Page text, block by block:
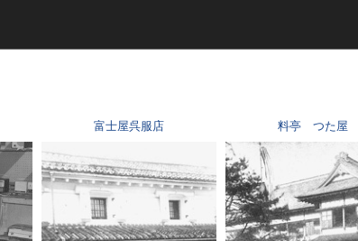
富士屋呉服店 料亭 つた屋